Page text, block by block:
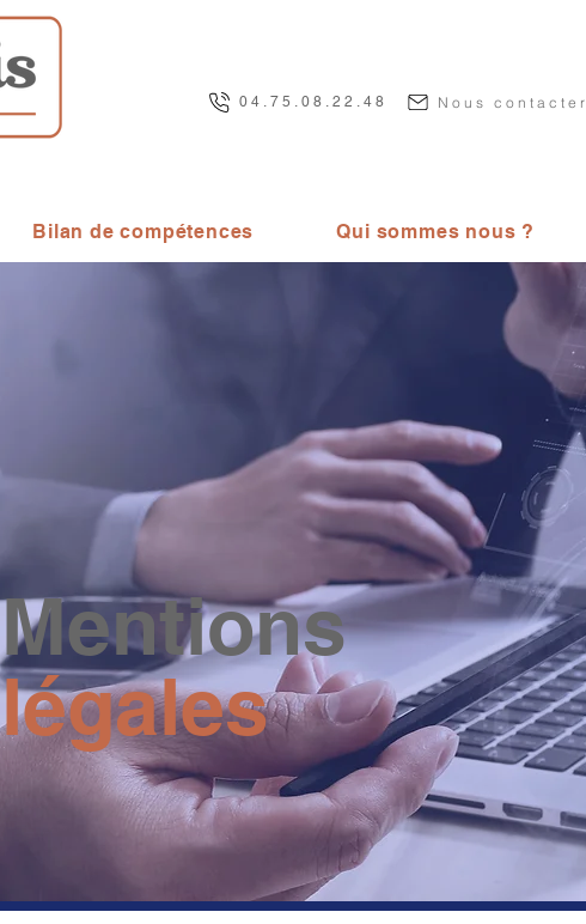
04.75.08.22.48 Nous contacter
Bilan de compétences Qui sommes nous ?
Mentions
légales